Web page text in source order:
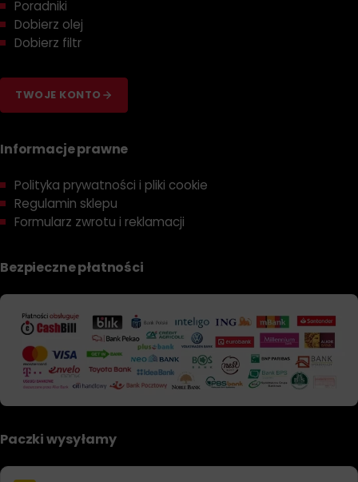
Poradniki
Dobierz olej
Dobierz filtr
TWOJE KONTO
Informacje prawne
Polityka prywatności i pliki cookie
Regulamin sklepu
Formularz zwrotu i reklamacji
Bezpieczne płatności
Paczki wysyłamy